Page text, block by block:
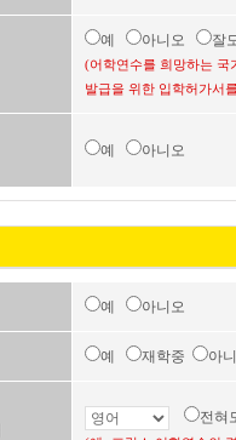
예 아니오 잘
(어학연수를 희망하는 국
발급을 위한 입학허가서
예 아니오
예 아니오
예 재학중 아
전